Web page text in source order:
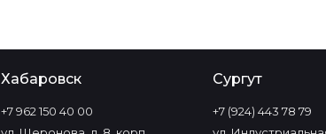
Хабаровск
+7 962 150 40 00
Сургут
+7 (924) 443 78 79